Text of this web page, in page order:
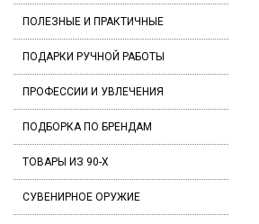
ПОЛЕЗНЫЕ И ПРАКТИЧНЫЕ
ПОДАРКИ РУЧНОЙ РАБОТЫ
ПРОФЕССИИ И УВЛЕЧЕНИЯ
ПОДБОРКА ПО БРЕНДАМ
ТОВАРЫ ИЗ 90-Х
СУВЕНИРНОЕ ОРУЖИЕ